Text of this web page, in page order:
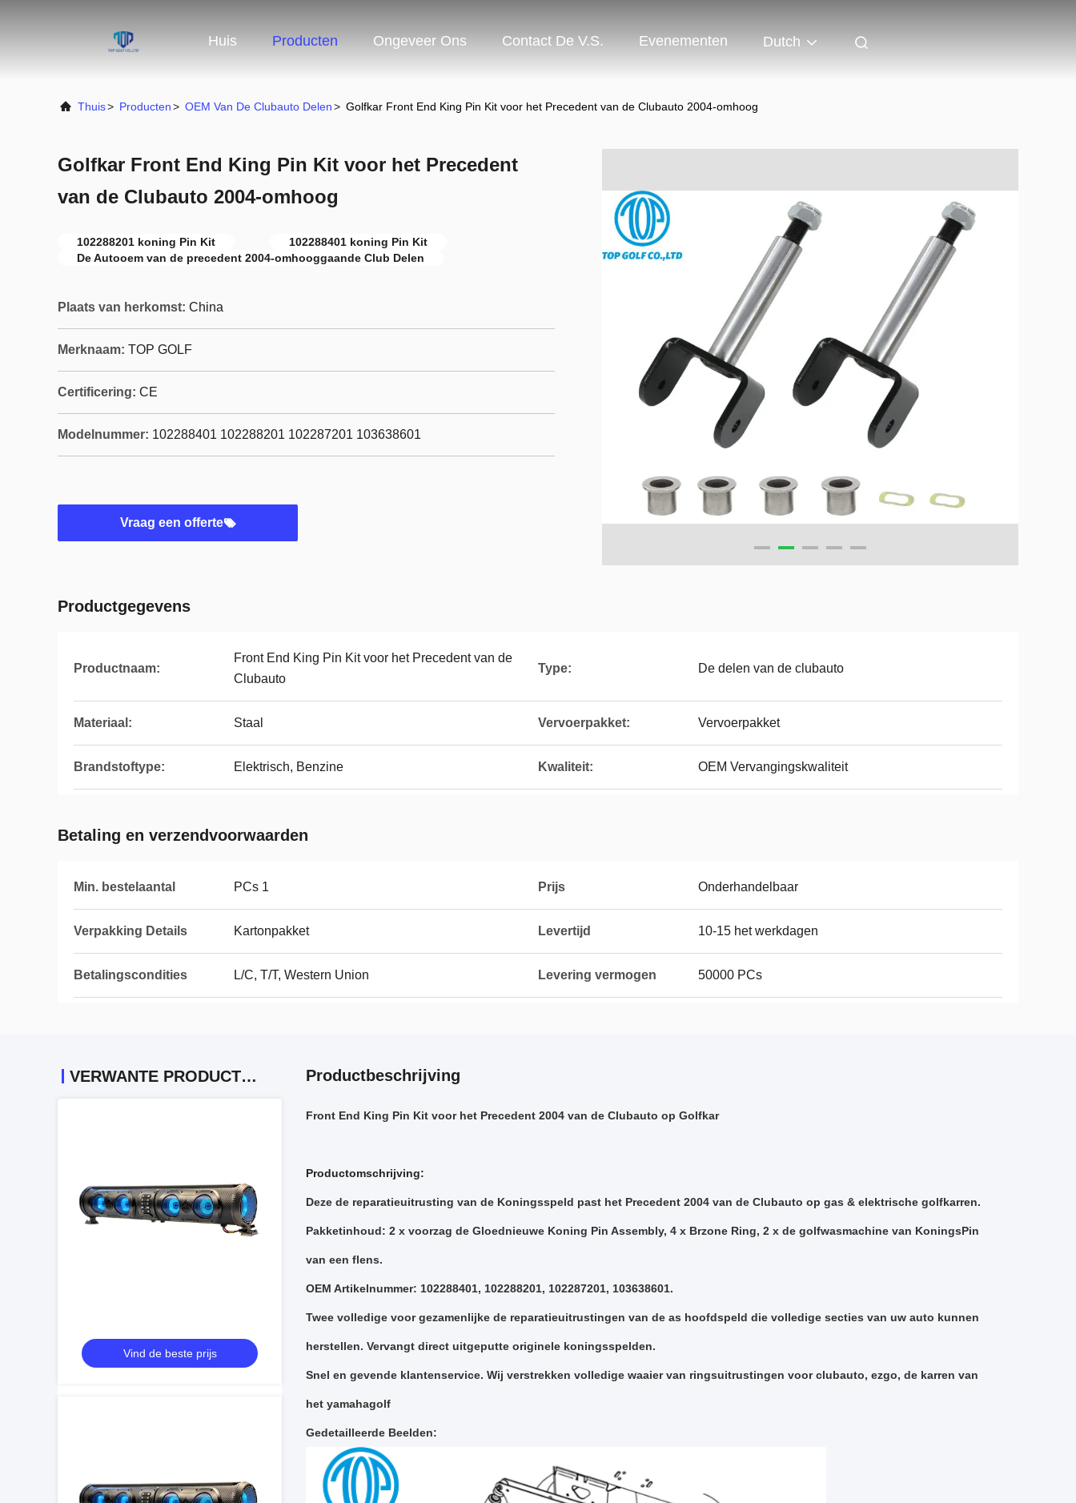
Huis Producten Ongeveer Ons Contact De V.S. Evenementen Dutch
Thuis> Producten> OEM Van De Clubauto Delen> Golfkar Front End King Pin Kit voor het Precedent van de Clubauto 2004-omhoog
Golfkar Front End King Pin Kit voor het Precedent
van de Clubauto 2004-omhoog
102288201 koning Pin Kit
102288401 koning Pin Kit
De Autooem van de precedent 2004-omhooggaande Club Delen
Plaats van herkomst: China
Merknaam: TOP GOLF
Certificering: CE
Modelnummer: 102288401 102288201 102287201 103638601
Vraag een offerte
Productgegevens
Productnaam:
Front End King Pin Kit voor het Precedent van de
Clubauto
Type: De delen van de clubauto
Materiaal: Staal Vervoerpakket: Vervoerpakket
Brandstoftype: Elektrisch, Benzine Kwaliteit: OEM Vervangingskwaliteit
Betaling en verzendvoorwaarden
Min. bestelaantal PCs 1 Prijs Onderhandelbaar
Verpakking Details Kartonpakket Levertijd 10-15 het werkdagen
Betalingscondities L/C, T/T, Western Union Levering vermogen 50000 PCs
VERWANTE PRODUCTEN
Vind de beste prijs
Productbeschrijving
Front End King Pin Kit voor het Precedent 2004 van de Clubauto op Golfkar
Productomschrijving:
Deze de reparatieuitrusting van de Koningsspeld past het Precedent 2004 van de Clubauto op gas & elektrische golfkarren.
Pakketinhoud: 2 x voorzag de Gloednieuwe Koning Pin Assembly, 4 x Brzone Ring, 2 x de golfwasmachine van KoningsPin
van een flens.
OEM Artikelnummer: 102288401, 102288201, 102287201, 103638601.
Twee volledige voor gezamenlijke de reparatieuitrustingen van de as hoofdspeld die volledige secties van uw auto kunnen
herstellen. Vervangt direct uitgeputte originele koningsspelden.
Snel en gevende klantenservice. Wij verstrekken volledige waaier van ringsuitrustingen voor clubauto, ezgo, de karren van
het yamahagolf
Gedetailleerde Beelden: